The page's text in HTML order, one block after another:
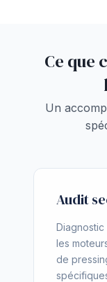
Ce que
Un
Audit
les
de